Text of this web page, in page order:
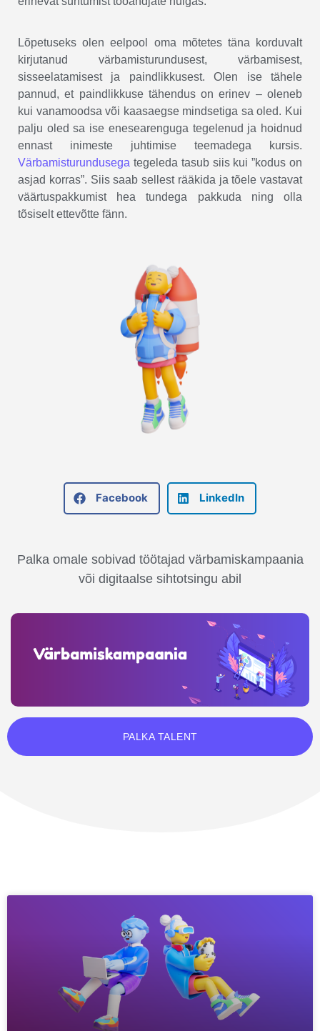
Lõpetuseks olen eelpool oma mõtetes täna korduvalt
kirjutanud värbamisturundusest, värbamisest,
sisseelatamisest ja paindlikkusest. Olen ise tähele
pannud, et paindlikkuse tähendus on erinev – oleneb
kui vanamoodsa või kaasaegse mindsetiga sa oled. Kui
palju oled sa ise enesearenguga tegelenud ja hoidnud
ennast inimeste juhtimise teemadega kursis.
Värbamisturundusega tegeleda tasub siis kui ”kodus on
asjad korras”. Siis saab sellest rääkida ja tõele vastavat
väärtuspakkumist hea tundega pakkuda ning olla
tõsiselt ettevõtte fänn.
Facebook LinkedIn
Palka omale sobivad töötajad värbamiskampaania
või digitaalse sihtotsingu abil
PALKA TALENT